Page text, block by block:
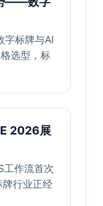
字标牌与AI
选型，标
2026展
工作流首次
行业正经